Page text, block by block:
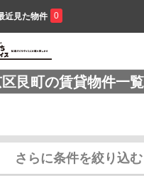
近見た物件 0
艮町の賃貸物件一覧
さらに条件を絞り込む